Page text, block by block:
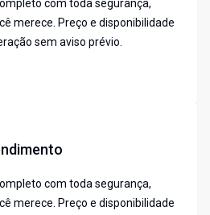
com toda segurança,
merece. Preço e disponibilidade
sem aviso prévio.
com toda segurança,
merece. Preço e disponibilidade